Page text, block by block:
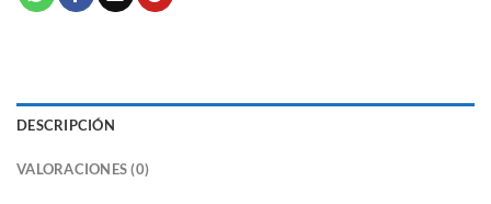
DESCRIPCIÓN
VALORACIONES (0)